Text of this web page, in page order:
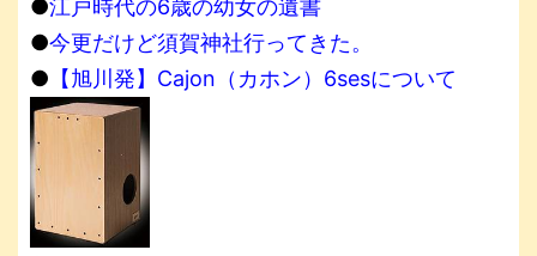
●江戸時代の6歳の幼女の遺書
●今更だけど須賀神社行ってきた。
● 【旭川発】Cajon（カホン）6sesについて